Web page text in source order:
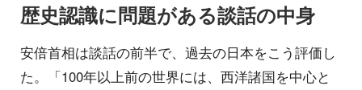
歴史認識に問題がある談話の中身
安倍首相は談話の前半で、過去の日本をこう評価し
た。「100年以上前の世界には、西洋諸国を中心と